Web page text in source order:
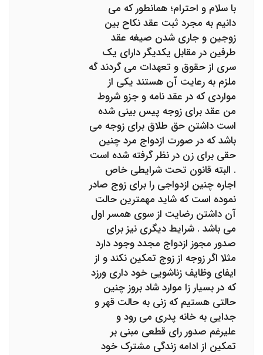
با سلام و احترام؛ همانطور که می
دانیم به مجرد ثبت عقد نکاح بین
زوجین و جاری شدن صیغه عقد
طرفین در مقابل یکدیگر دارای یک
سری از حقوق و تعهدات می گردند گه
ملزم به رعایت آن هستند یکی از
مواردی که در عقد نامه و جزو شروط
من عقد برای زوجه پیس بینی شده
است داشتن حق طلاق برای زوجه می
باشد که در صورت ازدواج مرد چنین
حقی برای زن در نظر گرفته شده است
. البته قانون تحت شرایطی خاص
اجاره چنین ازدواجی را برای زوج صادر
نموده است که شاید مهمترین حالت
آن داشتن رضایت از سوی همسر اول
می باشد . شرایط دیگری نیز برای
صدور مجوز ازدواج مجدد وجود دارد
مثلا اگر زوجه از زوج تمکین نکند و از
ایفای وظایف زناشویی خود داری ورزد
که در بسیار زا موارد شاد بروز چنین
حالتی هستیم که زنی به حالت قهر و
جدایی به خانه پدری می رود و
علیرغم صدور رای قطعی مبنی بر
تمکین از ادامه زندگی مشترک خود